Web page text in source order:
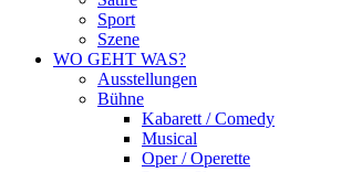
Sport
Szene
WO GEHT WAS?
Ausstellungen
Bühne
Kabarett / Comedy
Musical
Oper / Operette